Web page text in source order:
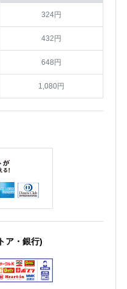
324円
432円
648円
1,080円
ア・銀行)